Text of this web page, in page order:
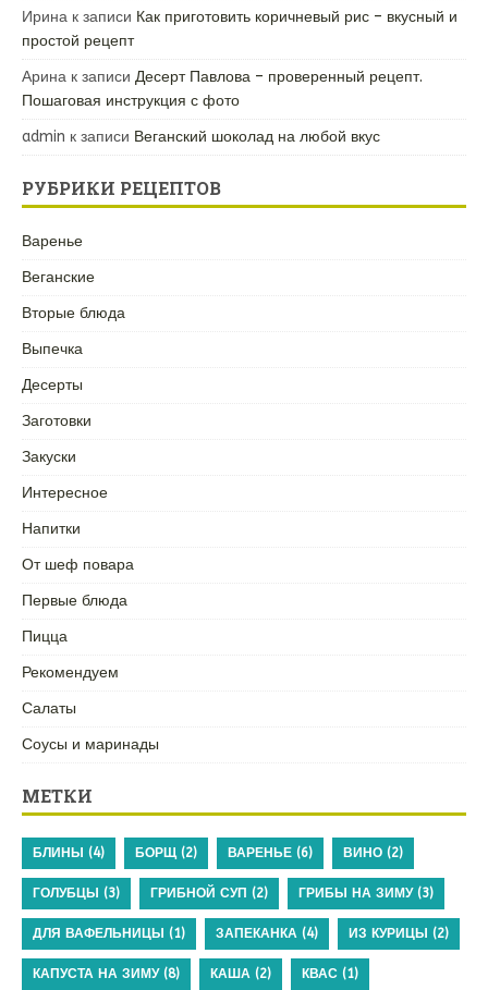
Ирина к записи Как приготовить коричневый рис – вкусный и
простой рецепт
Арина к записи Десерт Павлова – проверенный рецепт.
Пошаговая инструкция с фото
admin к записи Веганский шоколад на любой вкус
РУБРИКИ РЕЦЕПТОВ
Варенье
Веганские
Вторые блюда
Выпечка
Десерты
Заготовки
Закуски
Интересное
Напитки
От шеф повара
Первые блюда
Пицца
Рекомендуем
Салаты
Соусы и маринады
МЕТКИ
БЛИНЫ (4) БОРЩ (2) ВАРЕНЬЕ (6) ВИНО (2)
ГОЛУБЦЫ (3) ГРИБНОЙ СУП (2) ГРИБЫ НА ЗИМУ(3)
ДЛЯ ВАФЕЛЬНИЦЫ (1) ЗАПЕКАНКА (4) ИЗ КУРИЦЫ (2)
КАПУСТА НА ЗИМУ(8) КАША (2) КВАС (1)